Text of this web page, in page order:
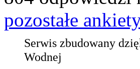
pozostałe
Serwis zbudowany
Wodnej